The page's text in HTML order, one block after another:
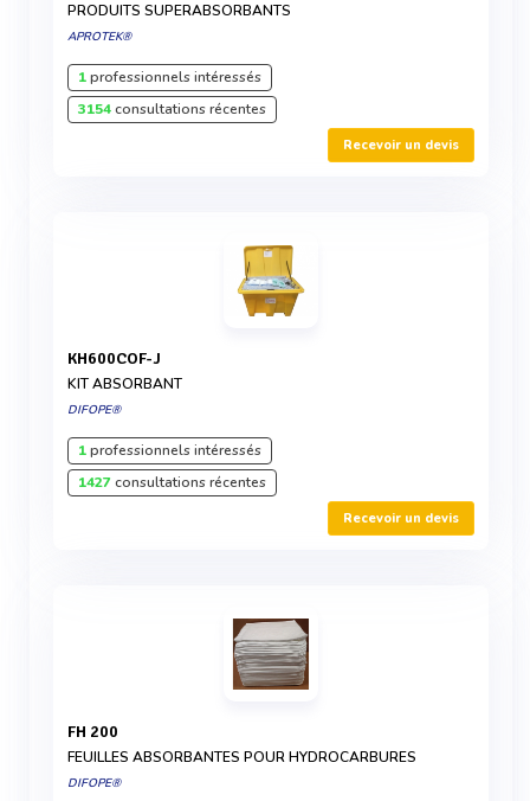
PRODUITS SUPERABSORBANTS
APROTEK®
1professionnels intéressés
3154consultations récentes
Recevoir un devis
KH600COF-J
KIT ABSORBANT
DIFOPE®
1professionnels intéressés
1427consultations récentes
Recevoir un devis
FH 200
FEUILLES ABSORBANTES POUR HYDROCARBURES
DIFOPE®